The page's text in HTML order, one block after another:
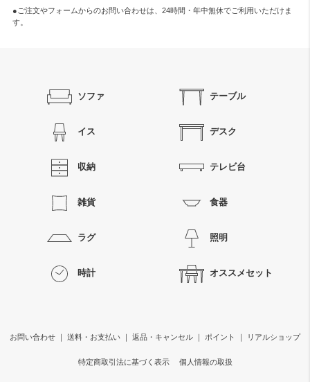
●ご注文やフォームからのお問い合わせは、 24時間・年中無休でご利用いただけま
す。
ソファ テーブル
イス デスク
収納 テレビ台
雑貨 食器
ラグ 照明
時計 オススメセット
お問い合わせ ｜ 送料・お支払い ｜ 返品・キャンセル ｜ ポイント ｜ リアルショップ
特定商取引法に基づく表示 個人情報の取扱